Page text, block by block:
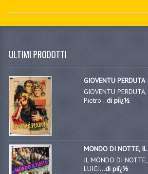
ULTIMI PRODOTTI
GIOVENTU PERDUTA
GIOVENTU PERDUTA,
Pietro...di piï¿½
MONDO DI NOTTE, IL
IL MONDO DI NOTTE,
LUIGI...di piï¿½